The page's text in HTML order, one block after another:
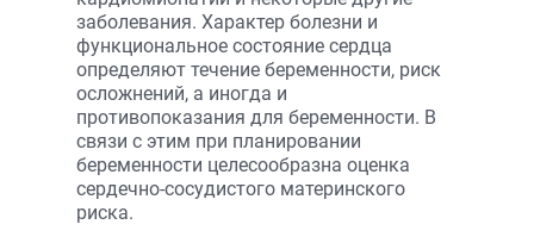
заболевания. Характер болезни и
функциональное состояние сердца
определяют течение беременности, риск
осложнений, а иногда и
противопоказания для беременности. В
связи с этим при планировании
беременности целесообразна оценка
сердечно-сосудистого материнского
риска.